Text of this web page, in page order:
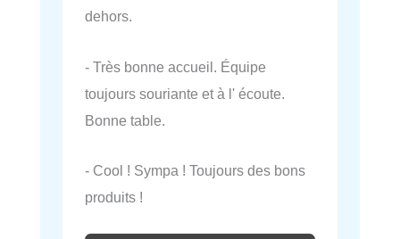
dehors.
- Très bonne accueil. Équipe
toujours souriante et à l' écoute.
Bonne table.
- Cool ! Sympa ! Toujours des bons
produits !